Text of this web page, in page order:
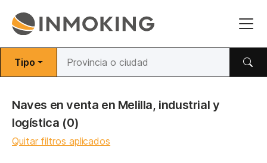
Tipo
Naves en venta en Melilla, industrial y
logística (0)
Quitar filtros aplicados